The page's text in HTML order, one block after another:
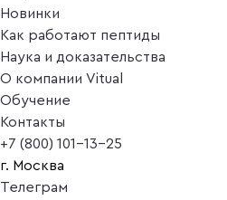
Новинки
Как работают пептиды
Наука и доказательства
О компании Vitual
Обучение
Контакты
+7 (800) 101-13-25
г. Москва
Телеграм